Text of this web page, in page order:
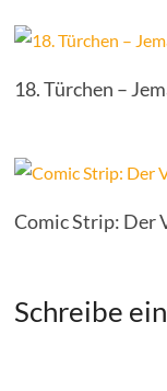
18. Türchen –
Comic Strip: Der
Schreibe